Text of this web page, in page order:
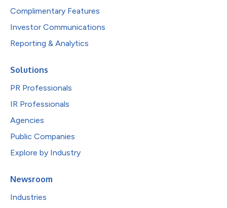
Complimentary Features
Investor Communications
Reporting & Analytics
Solutions
PR Professionals
IR Professionals
Agencies
Public Companies
Explore by Industry
Newsroom
Industries